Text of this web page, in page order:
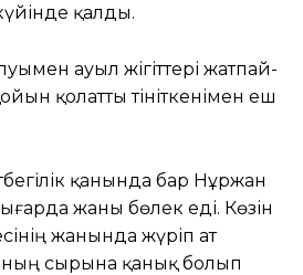
қалды.
ауыл жігіттері жатпай-
қолатты тініткенімен еш
қанында бар Нұржан
жаны бөлек еді. Көзін
жанында жүріп ат
сырына қанық болып